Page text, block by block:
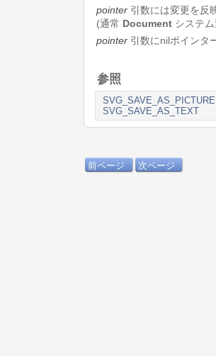
pointer 引数には変更を反
(通常 Document システ
pointer 引数にnilポインタ
参照
SVG_SAVE_AS_PICTURE
SVG_SAVE_AS_TEXT
前ページ 次ページ